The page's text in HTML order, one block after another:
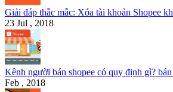
Giải đáp thắc mắc: Xóa tài khoản Shopee
23 Jul , 2018
Kênh người bán shopee có quy định gì?
Feb , 2018